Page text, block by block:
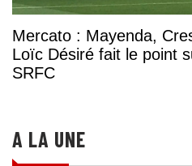
Mercato : Mayenda,
Loïc Désiré fait le point
SRFC
A LA UNE